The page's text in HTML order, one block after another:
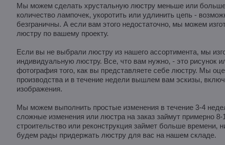
Мы можем сделать хрустальную люстру меньше или
количество лампочек, укоротить или удлинить цепь -
безграничны. А если вам этого недостаточно, мы можем
люстру по вашему проекту.
Если вы не выбрали люстру из нашего ассортимента, мы
индивидуальную люстру. Все, что вам нужно, - это рисунок
фотография того, как вы представляете себе люстру. Мы
производства и в течение недели вышлем вам эскизы,
изображения.
Мы можем выполнить простые изменения в течение 3-4
сложные изменения или люстра на заказ займут примерно
строительство или реконструкция займет больше времени,
будем рады придержать люстру для вас на нашем складе.